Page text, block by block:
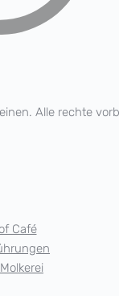
Alle rechte
Café